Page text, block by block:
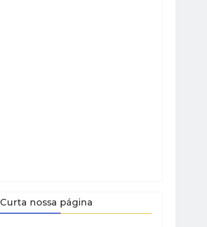
Curta nossa página